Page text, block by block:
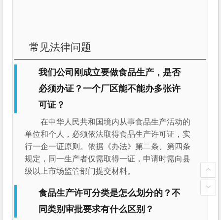
常见法律问题
我们公司刚成立要做食品生产，是否
必须办证？一个厂区能不能办多张许
可证？
在中华人民共和国境内从事食品生产活动的
单位和个人，必须依法取得食品生产许可证，实
行一企一证原则。依据《办法》第二条、第四条
规定，同一生产者仅需取得一证，申请时需向县
级以上市场监管部门提交材料。
食品生产许可分类是怎么划分的？不
同类别审批要求有什么区别？